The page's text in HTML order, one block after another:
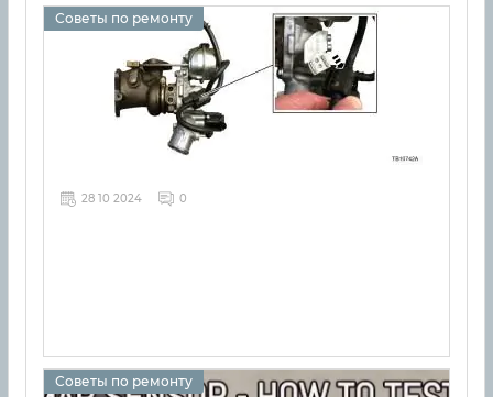
Советы по ремонту
28 10 2024 0
Советы по ремонту